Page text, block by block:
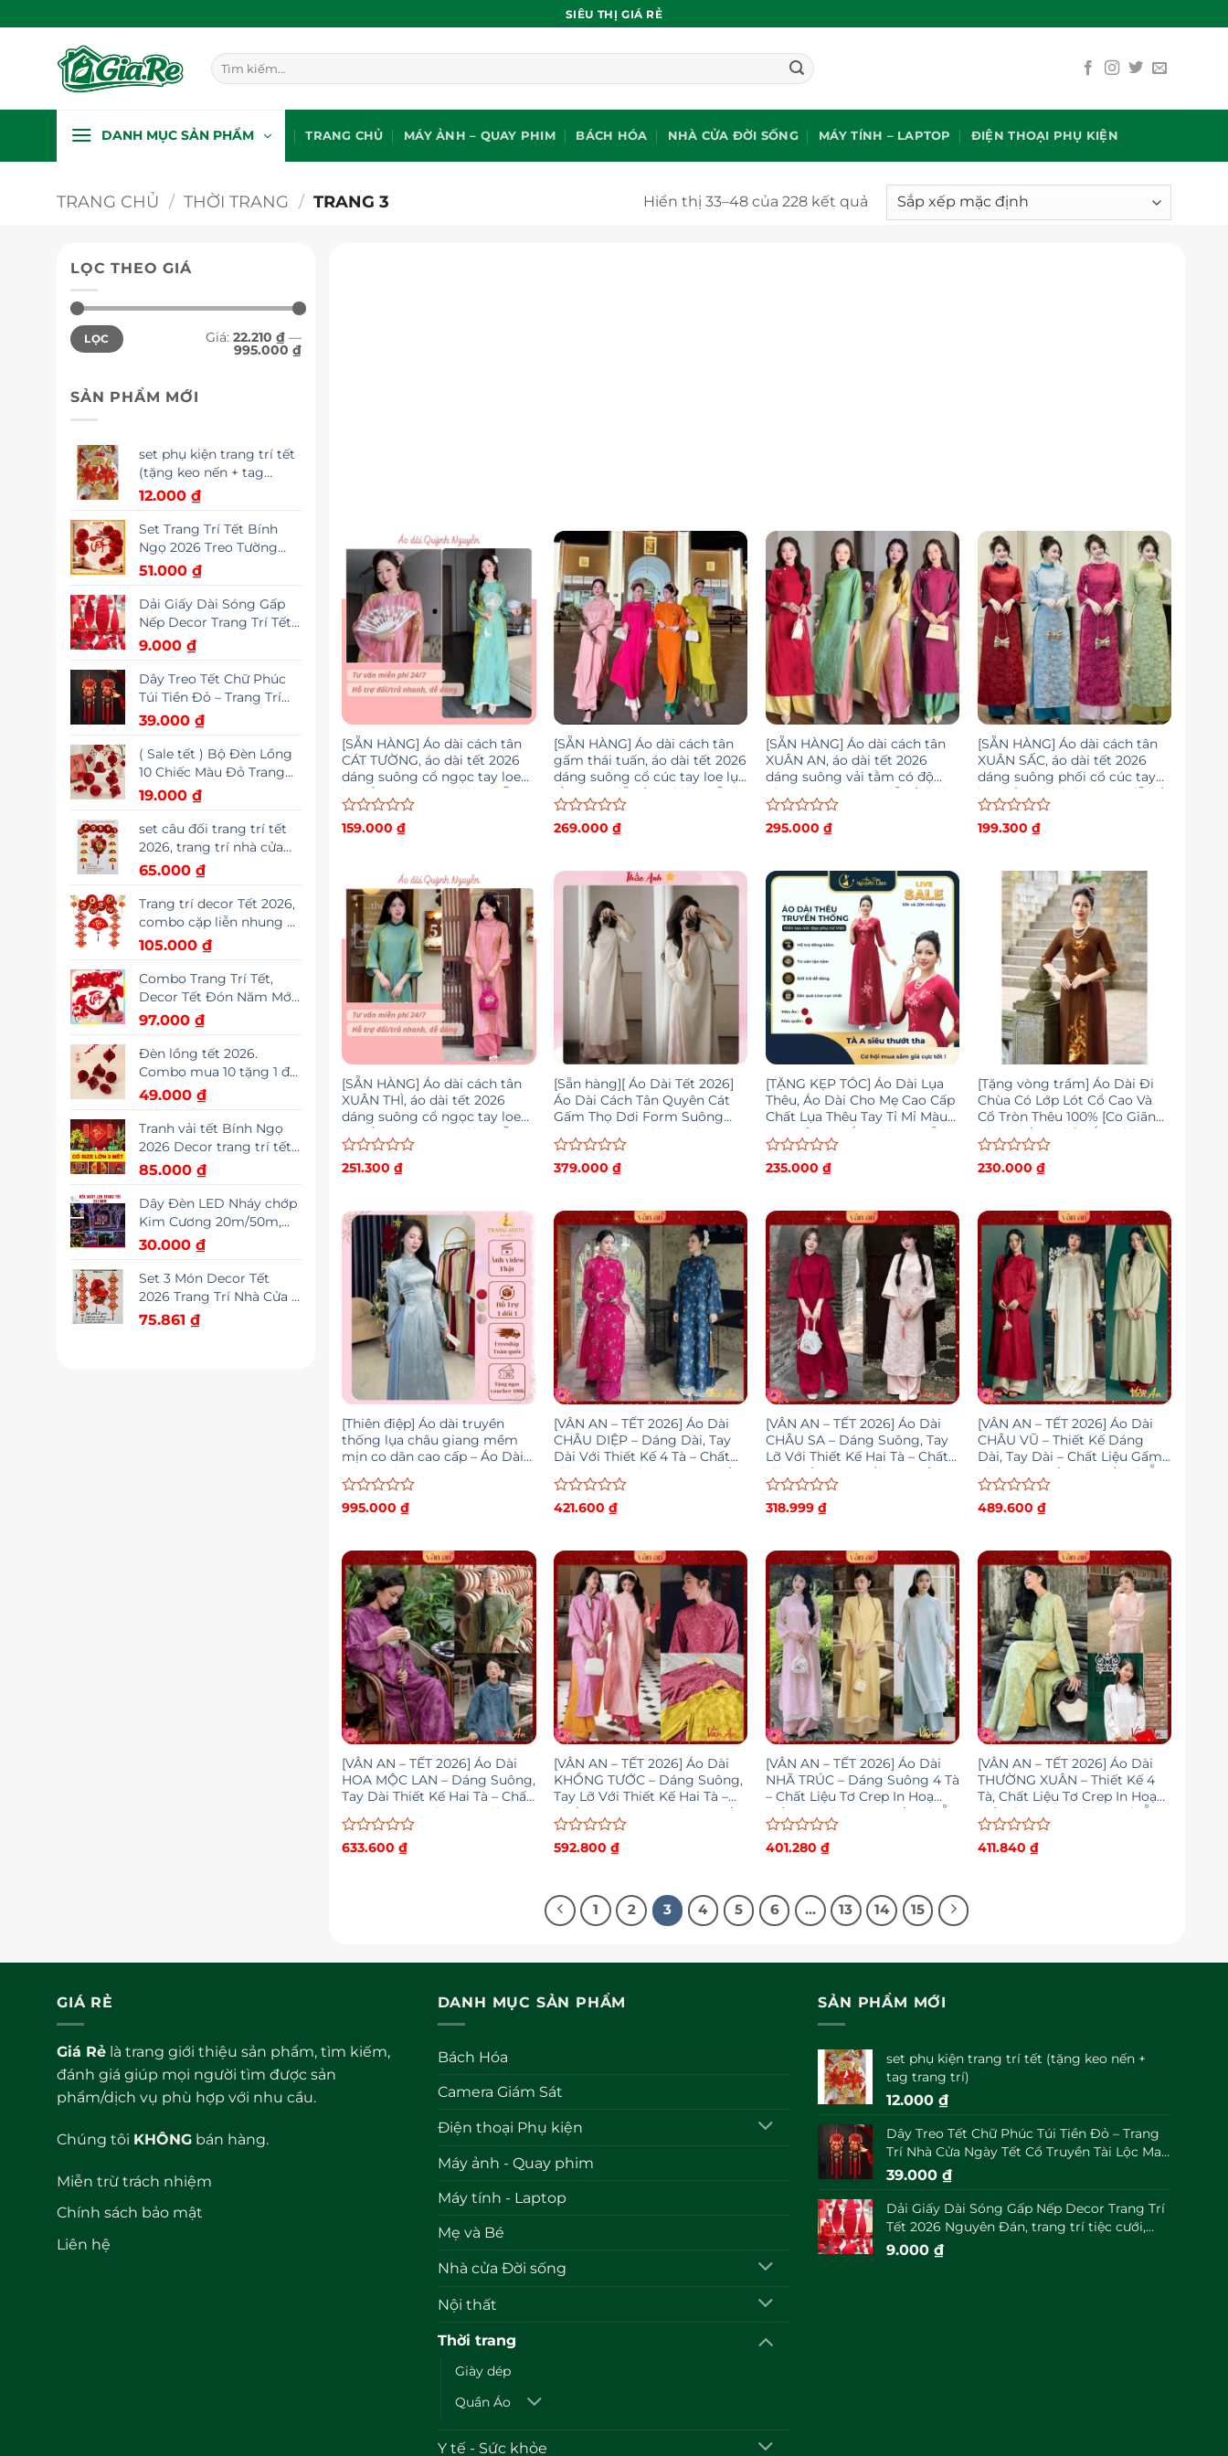
qua
SIÊU THỊ GIÁ RẺ
Tìm
kiếm:
DANH MỤC SẢN PHẨM TRANG CHỦ MÁY ẢNH – QUAY PHIM BÁCH HÓA NHÀ CỬA ĐỜI SỐNG MÁY TÍNH – LAPTOP ĐIỆN THOẠI PHỤ KIỆN
TRANG CHỦ / THỜI TRANG / TRANG 3 Hiển thị 33–48 của 228 kết quả
LỌC THEO GIÁ
Giá
tối
thiểu
Giá
tối
đa
LỌC Giá: 22.210 ₫—
995.000 ₫
SẢN PHẨM MỚI
set phụ kiện trang trí tết
(tặng keo nến + tag
trang trí)
12.000 ₫
Set Trang Trí Tết Bính
Ngọ 2026 Treo Tường
Gồm Quạt Giấy, Chữ Tết,
Cành Đào Đông May
Mắn | HAPPY DECOR
51.000 ₫
Dải Giấy Dài Sóng Gấp
Nếp Decor Trang Trí Tết
2026 Nguyên Đán, trang
trí tiệc cưới, trung thu
decor
9.000 ₫
Dây Treo Tết Chữ Phúc
Túi Tiền Đỏ – Trang Trí
Nhà Cửa Ngày Tết Cổ
Truyền Tài Lộc May Mắn
Đầu Năm
39.000 ₫
( Sale tết ) Bộ Đèn Lồng
10 Chiếc Màu Đỏ Trang
Trí Nhà Cửa Cây Cảnh
Dịp Tết, Miễn Phí Vận
Chuyển (có phân loại 2-
10 cái)
19.000 ₫
set câu đối trang trí tết
2026, trang trí nhà cửa
OV
65.000 ₫
Trang trí decor Tết 2026,
combo cặp liễn nhung +
khánh Tết size to 45cm
tặng kèm móc treo
105.000 ₫
Combo Trang Trí Tết,
Decor Tết Đón Năm Mới
Xuân Bính Ngọ 2026, Set
Đầy Đủ Tặng Kèm Keo
Nến TET
97.000 ₫
Đèn lồng tết 2026.
Combo mua 10 tặng 1 đủ
bộ mẫu mã treo trang
trí, derco cây cảnh
phòng tết,….
49.000 ₫
Tranh vải tết Bính Ngọ
2026 Decor trang trí tết
nguyên đán Kết Hợp
Nghệ Thuật Và Văn Hóa
Truyền Thống
85.000 ₫
Dây Đèn LED Nháy chớp
Kim Cương 20m/50m,
đèn trang trí cây thông
trang trí tết cao cấp
30.000 ₫
Set 3 Món Decor Tết
2026 Trang Trí Nhà Cửa &
Cửa Hàng – Mành Treo
Chữ Tết + Dây Vạn Sự
75.861 ₫
[SẴN HÀNG] Áo dài cách tân
CÁT TƯỜNG, áo dài tết 2026
dáng suông cổ ngọc tay loe
lụa tằm, nhăn tự nhiên MÃ
CT09
Được
sao
159.000₫
[SẴN HÀNG] Áo dài cách tân
gấm thái tuấn, áo dài tết 2026
dáng suông cổ cúc tay loe lụa
tằm, mặc lễ tết sự kiện MÃ
G39
Được
0
269.000₫
[SẴN HÀNG] Áo dài cách tân
XUÂN AN, áo dài tết 2026
dáng suông vải tằm có độ
nhăn tự nhiên mặc lễ tết hội
nghị MÃ CT11
Được
0
5
295.000₫
[SẴN HÀNG] Áo dài cách tân
XUÂN SẤC, áo dài tết 2026
dáng suông phối cổ cúc tay
loe gấm, thích hợp mặc lễ Tết
5 màu
Được
199.300 ₫
[SẴN HÀNG] Áo dài cách tân
XUÂN THÌ, áo dài tết 2026
dáng suông cổ ngọc tay loe
lụa tằm, nhăn tự nhiên MÃ
CT07
Được
0
5
sao
251.300₫
[Sẵn hàng][ Áo Dài Tết 2026]
Áo Dài Cách Tân Quyên Cát
Gấm Thọ Dơi Form Suông
Tay Dài Cách Điệu Đính
Charm ADTA107
Được
0
5
sao
379.000₫
[TẶNG KẸP TÓC] Áo Dài Lụa
Thêu, Áo Dài Cho Mẹ Cao Cấp
Chất Lụa Thêu Tay Tỉ Mỉ Màu
A23 Đỏ Đô – Áo Dài Nguyễn
Lâm
Được
0
5
sao
235.000₫
[Tặng vòng trầm] Áo Dài Đi
Chùa Có Lớp Lót Cổ Cao Và
Cổ Tròn Thêu 100% [Co Giãn
Nhẹ, Thấm Hút] – Áo Dài
Nguyễn Lâm
Được
0
5
sao
230.000 ₫
[Thiên điệp] Áo dài truyền
thống lụa châu giang mềm
mịn co dãn cao cấp – Áo Dài
Trang Miuu
Được
0
5
sao
995.000₫
[VÂN AN – TẾT 2026] Áo Dài
CHÂU DIỆP – Dáng Dài, Tay
Dài Với Thiết Kế 4 Tà – Chất
Liệu Tơ Premium In Hoạ Tiết
Cao Cấp
Được
0
5
sao
421.600₫
[VÂN AN – TẾT 2026] Áo Dài
CHÂU SA – Dáng Suông, Tay
Lỡ Với Thiết Kế Hai Tà – Chất
Liệu Gấm Hoa Nổi Cao Cấp –
SẴN HÀNG
Được
0
5
sao
318.999₫
[VÂN AN – TẾT 2026] Áo Dài
CHÂU VŨ – Thiết Kế Dáng
Dài, Tay Dài – Chất Liệu Gấm
Chun Cao Cấp Dệt Nổi – (SẴN
HÀNG)
Được
0
5
sao
489.600 ₫
[VÂN AN – TẾT 2026] Áo Dài
HOA MỘC LAN – Dáng Suông,
Tay Dài Thiết Kế Hai Tà – Chất
Liệu Lụa Tencel Song Diện
Cao Cấp
Được
633.600₫
[VÂN AN – TẾT 2026] Áo Dài
KHỔNG TƯỚC – Dáng Suông,
Tay Lỡ Với Thiết Kế Hai Tà –
Chất Liệu Lụa Tencel Cao Cấp
Được
5
sao
592.800₫
[VÂN AN – TẾT 2026] Áo Dài
NHÃ TRÚC – Dáng Suông 4 Tà
– Chất Liệu Tơ Crep In Hoạ
Tiết Hoa Chìm Cao Cấp – (SẴN
HÀNG)
Được
5
sao
401.280₫
[VÂN AN – TẾT 2026] Áo Dài
THƯỜNG XUÂN – Thiết Kế 4
Tà, Chất Liệu Tơ Crep In Hoạ
Tiết Chìm Nhẹ Nhàng – (SẴN
HÀNG)
Được
411.840 ₫
1 2 3 4 5 6 … 13 14 15
GIÁ RẺ
Giá Rẻ là trang giới thiệu sản phẩm, tìm kiếm,
đánh giá giúp mọi người tìm được sản
phẩm/dịch vụ phù hợp với nhu cầu.
Chúng tôi KHÔNG bán hàng.
Miễn trừ trách nhiệm
Chính sách bảo mật
Liên hệ
DANH MỤC SẢN PHẨM
Bách Hóa
Camera Giám Sát
Điện thoại Phụ kiện
Máy ảnh - Quay phim
Máy tính - Laptop
Mẹ và Bé
Nhà cửa Đời sống
Nội thất
Thời trang
Giày dép
Quần Áo
Y tế - Sức khỏe
SẢN PHẨM MỚI
set phụ kiện trang trí tết (tặng keo nến +
tag trang trí)
12.000₫
Dây Treo Tết Chữ Phúc Túi Tiền Đỏ – Trang
Trí Nhà Cửa Ngày Tết Cổ Truyền Tài Lộc May
Mắn Đầu Năm
39.000₫
Dải Giấy Dài Sóng Gấp Nếp Decor Trang Trí
Tết 2026 Nguyên Đán, trang trí tiệc cưới,
trung thu decor
9.000₫